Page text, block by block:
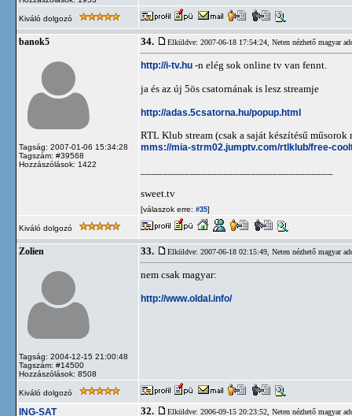
Kiváló dolgozó
banok5
Tagság: 2007-01-06 15:34:28
Tagszám: #39568
Hozzászólások: 1422
34. Elküldve: 2007-06-18 17:54:24, Neten nézhető magyar
http://i-tv.hu -n elég sok online tv van fennt.
ja és az új 5ös csatornának is lesz streamje
http://adas.5csatorna.hu/popup.html
RTL Klub stream (csak a saját készítésű műsorok
mms://mia-strm02.jumptv.com/rtlklub/free-
sweet.tv
[válaszok erre: #35]
Kiváló dolgozó
Zolien
Tagság: 2004-12-15 21:00:48
Tagszám: #14500
Hozzászólások: 8508
33. Elküldve: 2007-06-18 02:15:49, Neten nézhető magyar
nem csak magyar:
http://www.oldal.info/
Kiváló dolgozó
ING-SAT 32. Elküldve: 2006-09-15 20:23:52, Neten nézhető magyar